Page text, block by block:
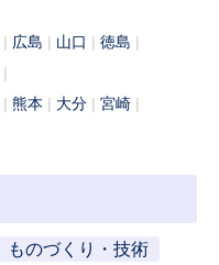
広島 山口
徳島
熊本 大分
宮崎
ものづくり・技術